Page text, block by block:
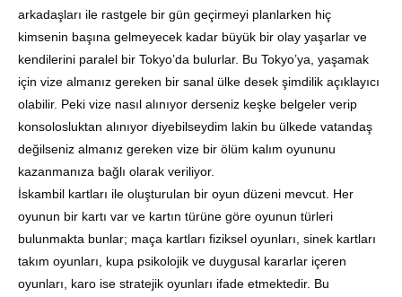
arkadaşları ile rastgele bir gün geçirmeyi planlarken hiç
kimsenin başına gelmeyecek kadar büyük bir olay yaşarlar ve
kendilerini paralel bir Tokyo’da bulurlar. Bu Tokyo’ya, yaşamak
için vize almanız gereken bir sanal ülke desek şimdilik açıklayıcı
olabilir. Peki vize nasıl alınıyor derseniz keşke belgeler verip
konsolosluktan alınıyor diyebilseydim lakin bu ülkede vatandaş
değilseniz almanız gereken vize bir ölüm kalım oyununu
kazanmanıza bağlı olarak veriliyor.
İskambil kartları ile oluşturulan bir oyun düzeni mevcut. Her
oyunun bir kartı var ve kartın türüne göre oyunun türleri
bulunmakta bunlar; maça kartları fiziksel oyunları, sinek kartları
takım oyunları, kupa psikolojik ve duygusal kararlar içeren
oyunları, karo ise stratejik oyunları ifade etmektedir. Bu